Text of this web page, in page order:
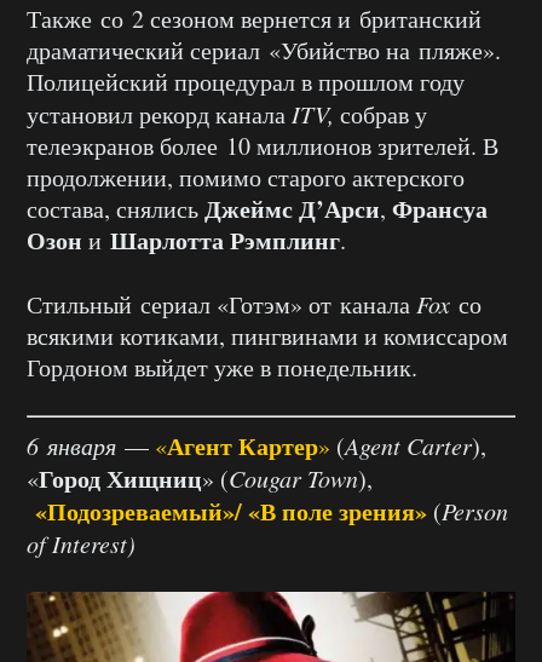
Также со 2 сезоном вернется и британский
драматический сериал «Убийство на пляже».
Полицейский процедурал в прошлом году
установил рекорд канала ITV, собрав у
телеэкранов более 10 миллионов зрителей. В
продолжении, помимо старого актерского
состава, снялисьДжеймс Д’Арси, Франсуа
Озон и Шарлотта Рэмплинг.
Стильный сериал «Готэм» от канала Fox со
всякими котиками, пингвинами и комиссаром
Гордоном выйдет уже в понедельник.
6 января — «Агент Картер» (Agent Carter),
«Город Хищниц» (Cougar Town),
«Подозреваемый»/«В поле зрения» (Person
of Interest)